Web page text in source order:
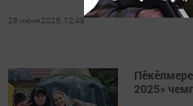
28 июня 2025, 12:49
2025»